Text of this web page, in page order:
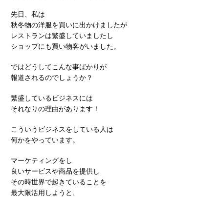
先日、私は
秋冬物の洋服を買いに出かけましたが
レストランは繁盛していましたし
ショップにも買い物客がいました。
ではどうしてこんな事ばかりが
報道されるのでしょうか？
繁盛しているビジネスには
それなりの理由があります！
こういうビジネスをしている人は
何かをやっています。
マーケティングをし
良いサービスや商品を提供し
その時世界で起きていることを
最大限活用しようと、